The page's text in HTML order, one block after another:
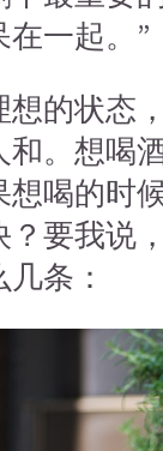
一起。”
的状态
和。想喝
想喝的时
要我说
条：